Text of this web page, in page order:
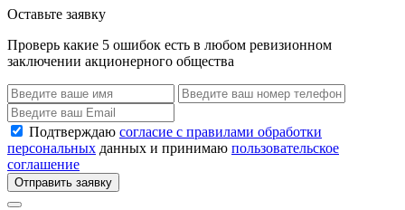
Оставьте заявку
Проверь какие 5 ошибок есть в любом ревизионном
заключении акционерного общества
Подтверждаю согласие с правилами обработки
персональных данных и принимаю пользовательское
соглашение
Отправить заявку